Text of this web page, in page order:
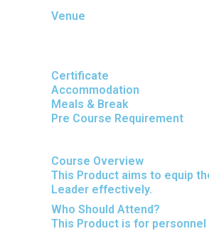
Venue
Certificate
Accommodation
Meals & Break
Pre Course Requirement
Course Overview
This Product aims to equip
Leader effectively.
Who Should Attend?
This Product is for